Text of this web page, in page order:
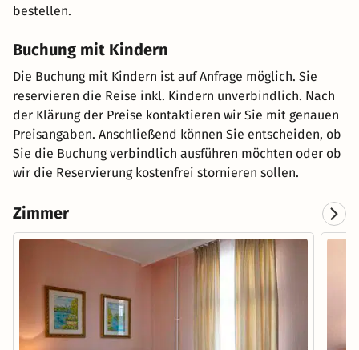
bestellen.
Buchung mit Kindern
Die Buchung mit Kindern ist auf Anfrage möglich. Sie
reservieren die Reise inkl. Kindern unverbindlich. Nach
der Klärung der Preise kontaktieren wir Sie mit genauen
Preisangaben. Anschließend können Sie entscheiden, ob
Sie die Buchung verbindlich ausführen möchten oder ob
wir die Reservierung kostenfrei stornieren sollen.
Zimmer